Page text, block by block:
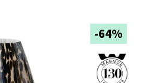
-64%
Senter Orkanger
Orkdalsveien 113, 7300